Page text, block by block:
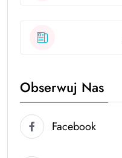
Obserwuj Nas
Facebook